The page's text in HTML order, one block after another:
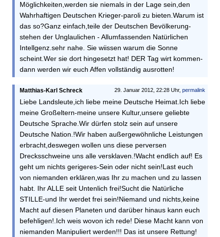
Möglichkeiten,werden sie niemals in der Lage sein,den
Wahrhaftigen Deutschen Krieger-paroli zu bieten.Warum ist
das so?Ganz einfach,teile der Deutschen Bevölkerung-
stehen der Unglaulichen - Allumfassenden Natürlichen
Intellgenz.sehr nahe. Sie wiissen warum die Sonne
scheint.Wer sie dort hingesetzt hat! DER Tag wirt kommen-
dann werden wir euch Affen vollständig ausrotten!
29. Januar 2012, 22:28 Uhr, permalink
Matthias-Karl Schreck
Liebe Landsleute,ich liebe meine Deutsche Heimat.Ich liebe
meine Großeltern-meine unsere Kultur,unsere geliebte
Deutsche Sprache.Wir dürfen stolz sein auf unsere
Deutsche Nation.!Wir haben außergewöhnliche Leistungen
erbracht,deswegen wollen uns diese perversen
Drecksschweine uns alle versklaven.!Wacht endlich auf! Es
geht um nichts gerigeres-Sein oder nicht sein!Last euch
von niemanden erklären,was Ihr zu machen und zu lassen
habt. Ihr ALLE seit Untenlich frei!Sucht die Natürliche
STILLE-und Ihr werdet frei sein!Niemand und nichts,keine
Macht auf diesen Planeten und darüber hinaus kann euch
befehligen!.Ich weis wovon ich rede! Diese Macht kann von
niemanden Manipuliert werden!!! Das ist unsere Rettung!